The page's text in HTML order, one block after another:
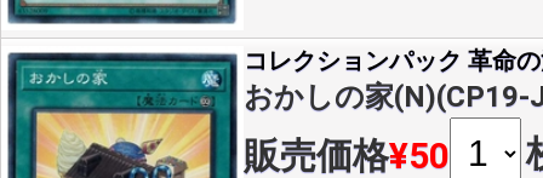
コレクションパック 革命
おかしの家(N)(CP19-
販売価格¥50